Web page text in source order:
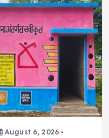
August 6, 2026